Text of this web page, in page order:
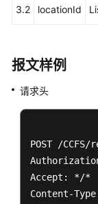
载
引
下
载
录
音
3.2 locationId
报文样例
请求头
POST /
Accept: */*
Content-